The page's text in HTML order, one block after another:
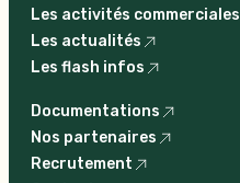
Les activités commerciales
Les actualités
Les flash infos
Documentations
Nos partenaires
Recrutement